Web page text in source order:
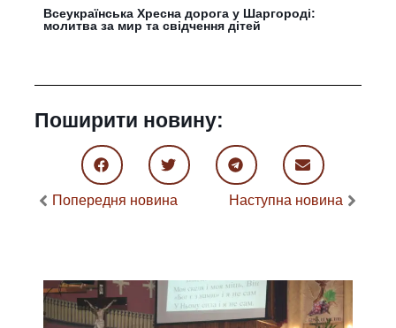
Всеукраїнська Хресна дорога у Шаргороді:
молитва за мир та свідчення дітей
Поширити новину:
Попередня новина Наступна новина